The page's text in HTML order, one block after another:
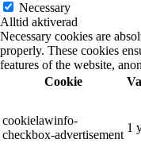
Necessary
Alltid aktiverad
Necessary cookies are
properly. These cookies
features of the website,
Cookie
cookielawinfo-
checkbox-advertisement
1